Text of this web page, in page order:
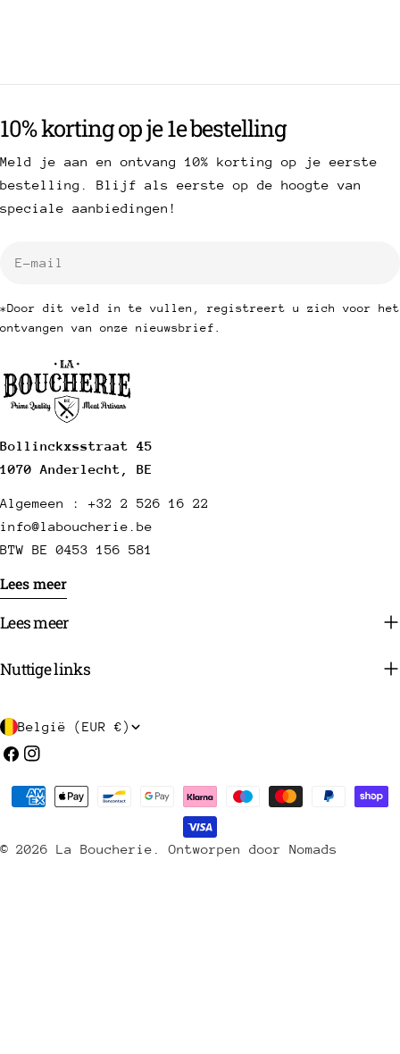
Bollinckxsstraat 45
1070 Anderlecht, BE
Algemeen : +32 2 526 16 22
info@laboucherie.be
BTW BE 0453 156 581
Lees meer
Lees meer
Nuttige links
10% korting op je 1e bestelling
Meld je aan en ontvang 10% korting op je eerste
bestelling. Blijf als eerste op de hoogte van
speciale aanbiedingen!
*Door dit veld in te vullen, registreert u zich voor het
ontvangen van onze nieuwsbrief.
L
a
n
/
België (EUR €)
Facebook
Instagram
© 2026 La Boucherie .Ontworpen door Nomads
Betaalmethoden